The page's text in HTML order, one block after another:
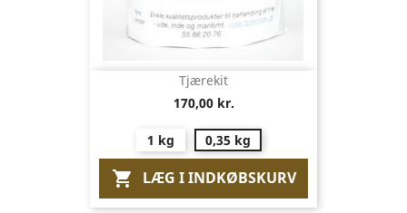
Tjærekit
170,00 kr.
1 kg 0,35 kg
 LÆG I INDKØBSKURV